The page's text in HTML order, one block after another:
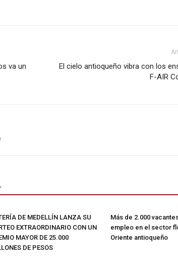
va un
El cielo antioqueño vibra con los
F-AIR
DE MEDELLÍN LANZA SU
EXTRAORDINARIO CON UN
MAYOR DE 25.000
DE PESOS
Más de 2.000
empleo en el sector
Oriente antioqueño